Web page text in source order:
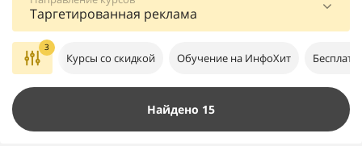
Таргетированная реклама
3
Курсы со скидкой Обучение на ИнфоХит
Найдено 15